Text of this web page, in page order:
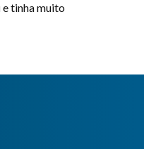
tinha muito